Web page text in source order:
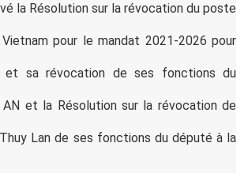
la Résolution sur la révocation du poste
pour le mandat 2021-2026 pour
et sa révocation de ses fonctions du
et la Résolution sur la révocation de
Lan de ses fonctions du député à la